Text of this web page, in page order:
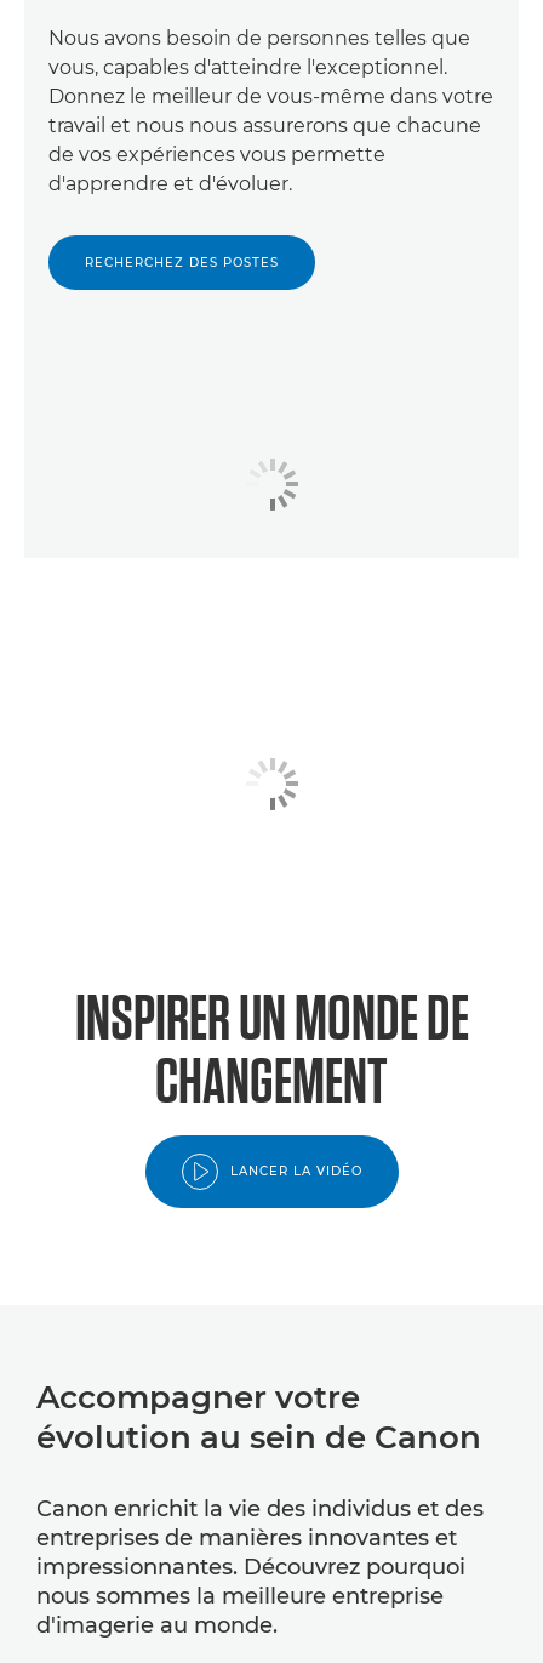
Nous avons besoin de personnes telles que
vous, capables d'atteindre l'exceptionnel.
Donnez le meilleur de vous-même dans votre
travail et nous nous assurerons que chacune
de vos expériences vous permette
d'apprendre et d'évoluer.
RECHERCHEZ DES POSTES
INSPIRER UN MONDE DE
CHANGEMENT
LANCER LA VIDÉO
Accompagner votre
évolution au sein de Canon
Canon enrichit la vie des individus et des
entreprises de manières innovantes et
impressionnantes. Découvrez pourquoi
nous sommes la meilleure entreprise
d'imagerie au monde.